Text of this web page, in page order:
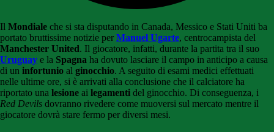
Il Mondiale che si sta disputando in Canada, Messico e Stati Uniti ba
portato bruttissime notizie per Manuel Ugarte, centrocampista del
Manchester United. Il giocatore, infatti, durante la partita tra il suo
Uruguay e la Spagna ha dovuto lasciare il campo in anticipo a causa
di un infortunio al ginocchio. A seguito di esami medici effettuati
nelle ultime ore, si è arrivati alla conclusione che il calciatore ha
riportato una lesione ai legamenti del ginocchio. Di conseguenza, i
Red Devils dovranno rivedere come muoversi sul mercato mentre il
giocatore dovrà stare fermo per diversi mesi.